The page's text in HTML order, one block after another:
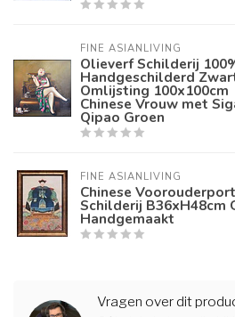
FINE ASIANLIVING
Olieverf Schilderij
Handgeschilderd
Omlijsting 100x100cm
Chinese Vrouw met
Qipao Groen
FINE ASIANLIVING
Chinese
Schilderij B36xH48cm
Handgemaakt
Vragen over dit